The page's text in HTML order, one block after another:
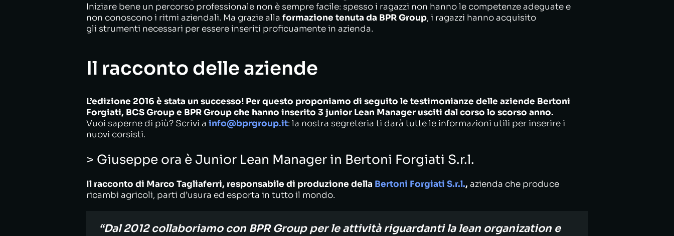
Iniziare bene un percorso professionale non è sempre facile: spesso i ragazzi non hanno le competenze adeguate e
non conoscono i ritmi aziendali. Ma grazie alla formazione tenuta da BPR Group, i ragazzi hanno acquisito
gli strumenti necessari per essere inseriti proficuamente in azienda.
Il racconto delle aziende
L’edizione 2016 è stata un successo! Per questo proponiamo di seguito le testimonianze delle aziende Bertoni
Forgiati, BCS Group e BPR Group che hanno inserito 3 junior Lean Manager usciti dal corso lo scorso anno.
Vuoi saperne di più? Scrivi a info@bprgroup.it: la nostra segreteria ti darà tutte le informazioni utili per inserire i
nuovi corsisti.
> Giuseppe ora è Junior Lean Manager in Bertoni Forgiati S.r.l.
Il racconto di Marco Tagliaferri, responsabile di produzione della Bertoni Forgiati S.r.l., azienda che produce
ricambi agricoli, parti d’usura ed esporta in tutto il mondo.
“Dal 2012 collaboriamo con BPR Group per le attività riguardanti la lean organization e